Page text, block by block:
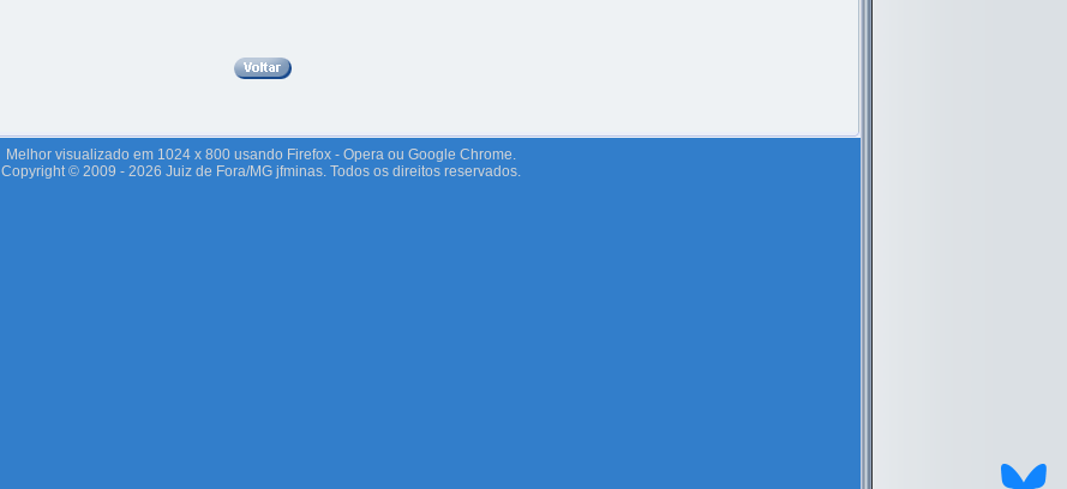
Melhor visualizado em 1024 x 800 usando Firefox - Opera ou Google Chrome.
Copyright © 2009 - 2026 Juiz de Fora/MG jfminas. Todos os direitos reservados.